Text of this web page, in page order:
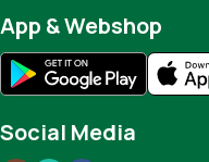
App & Webshop
Social Media